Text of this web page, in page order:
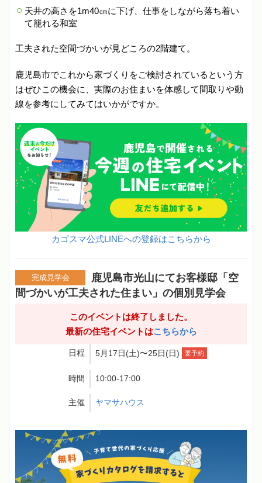
天井の高さを1m40㎝に下げ、仕事をしながら落ち着い
て籠れる和室
工夫された空間づかいが見どころの2階建て。
鹿児島市でこれから家づくりをご検討されているという方
はぜひこの機会に、実際のお住まいを体感して間取りや動
線を参考にしてみてはいかがですか。
カゴスマ公式LINEへの登録はこちらから
鹿児島市光山にてお客様邸「空
間づかいが工夫された住まい」の個別見学会
このイベントは終了しました。
最新の住宅イベントはこちらから
日程 5月17日(土)〜25日(日) 要予約
時間 10:00-17:00
主催 ヤマサハウス
完成見学会